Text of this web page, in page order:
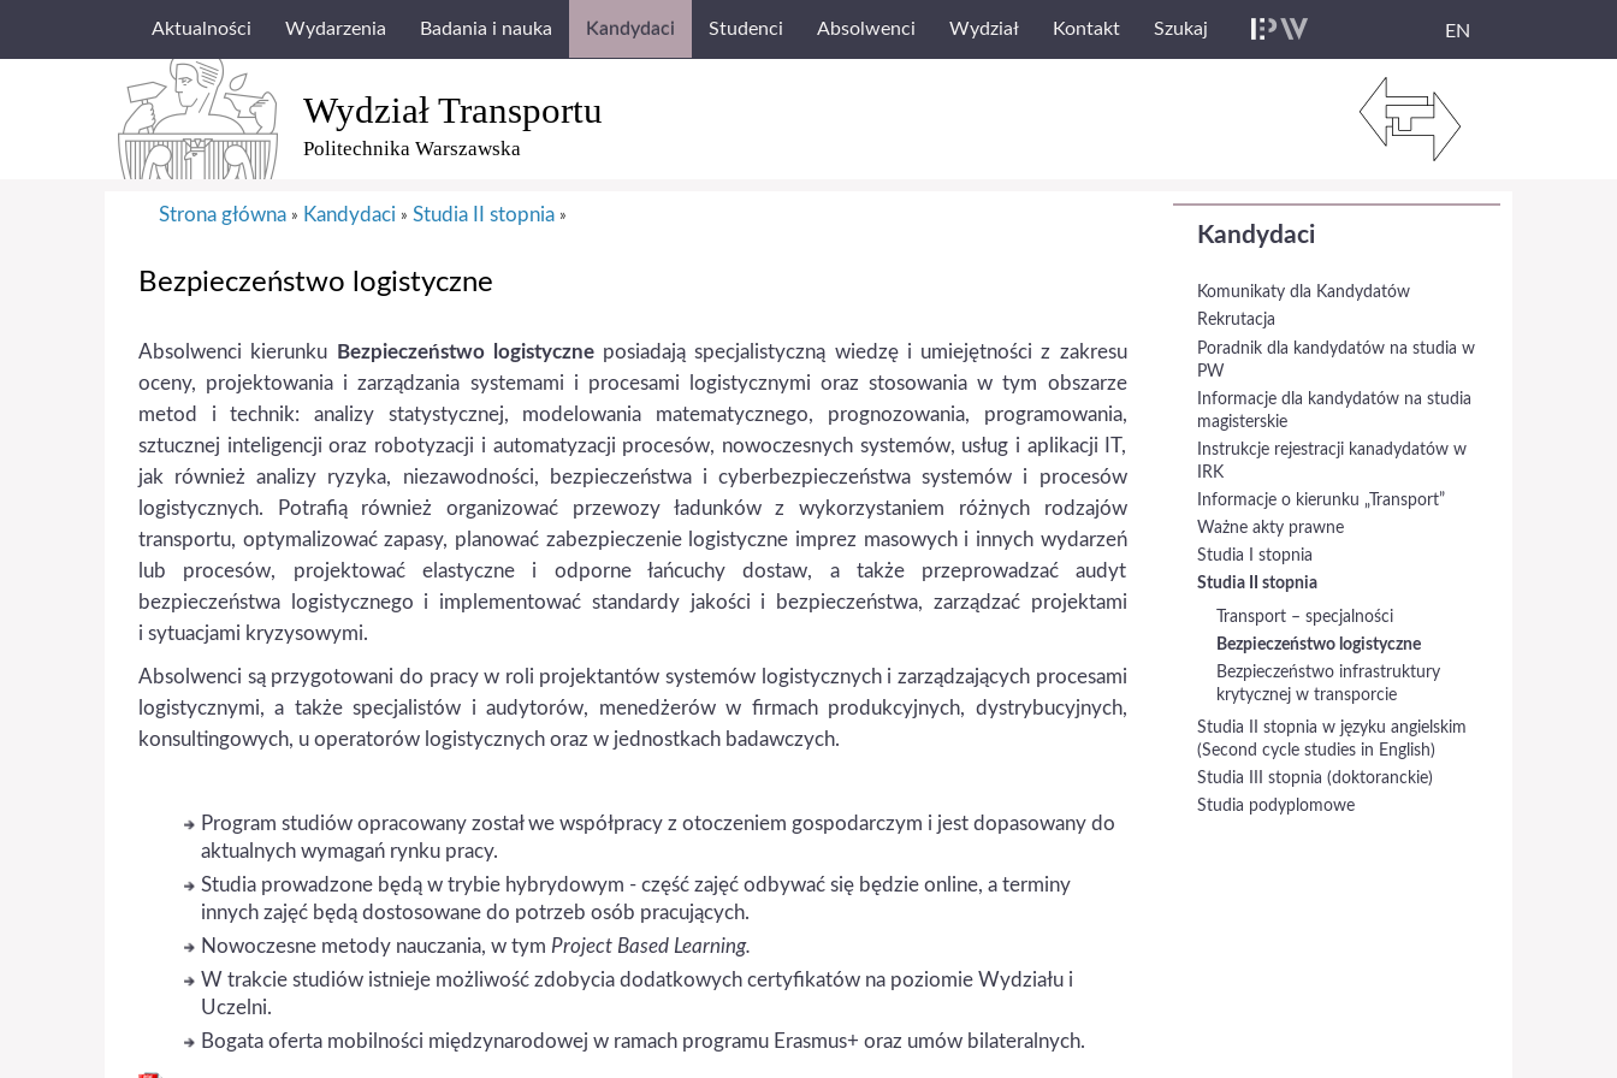
Aktualności Wydarzenia Badania i nauka Kandydaci Studenci Absolwenci Wydział Kontakt Szukaj EN
Wydział Transportu
Politechnika Warszawska
Kandydaci
Komunikaty dla Kandydatów
Rekrutacja
Poradnik dla kandydatów na studia w
PW
Informacje dla kandydatów na studia
magisterskie
Instrukcje rejestracji kanadydatów w
IRK
Informacje o kierunku „Transport”
Ważne akty prawne
Studia I stopnia
Studia II stopnia
Transport – specjalności
Bezpieczeństwo logistyczne
Bezpieczeństwo infrastruktury
krytycznej w transporcie
Studia II stopnia w języku angielskim
(Second cycle studies in English)
Studia III stopnia (doktoranckie)
Studia podyplomowe
Strona główna » Kandydaci » Studia II stopnia »
Bezpieczeństwo logistyczne
Absolwenci kierunku Bezpieczeństwo logistyczneposiadają specjalistyczną wiedzę i umiejętności z zakresu
oceny, projektowania i zarządzania systemami i procesami logistycznymi oraz stosowania w tym obszarze
metod i technik: analizy statystycznej, modelowania matematycznego, prognozowania, programowania,
sztucznej inteligencji oraz robotyzacji i automatyzacji procesów, nowoczesnych systemów, usług i aplikacji IT,
jak również analizy ryzyka, niezawodności, bezpieczeństwa i cyberbezpieczeństwa systemów i procesów
logistycznych. Potrafią również organizować przewozy ładunków z wykorzystaniem różnych rodzajów
transportu, optymalizować zapasy, planować zabezpieczenie logistyczne imprez masowych i innych wydarzeń
lub procesów, projektować elastyczne i odporne łańcuchy dostaw, a także przeprowadzać audyt
bezpieczeństwa logistycznego i implementować standardy jakości i bezpieczeństwa, zarządzać projektami
i sytuacjami kryzysowymi.
Absolwenci są przygotowani do pracy w roli projektantów systemów logistycznych i zarządzających procesami
logistycznymi, a także specjalistów i audytorów, menedżerów w firmach produkcyjnych, dystrybucyjnych,
konsultingowych, u operatorów logistycznych oraz w jednostkach badawczych.
Program studiów opracowany został we współpracy z otoczeniem gospodarczym i jest dopasowany do
aktualnych wymagań rynku pracy.
Studia prowadzone będą w trybie hybrydowym - część zajęć odbywać się będzie online, a terminy
innych zajęć będą dostosowane do potrzeb osób pracujących.
Nowoczesne metody nauczania, w tym Project Based Learning.
W trakcie studiów istnieje możliwość zdobycia dodatkowych certyfikatów na poziomie Wydziału i
Uczelni.
Bogata oferta mobilności międzynarodowej w ramach programu Erasmus+ oraz umów bilateralnych.